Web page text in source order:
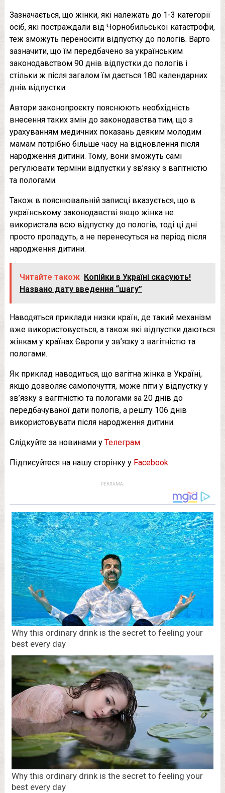
Зазначається, що жінки, які належать до 1-3 категорії
осіб, які постраждали від Чорнобильської катастрофи,
теж зможуть переносити відпустку до пологів. Варто
зазначити, що їм передбачено за українським
законодавством 90 днів відпустки до пологів і
стільки ж після загалом їм дається 180 календарних
днів відпустки.
Автори законопроєкту пояснюють необхідність
внесення таких змін до законодавства тим, що з
урахуванням медичних показань деяким молодим
мамам потрібно більше часу на відновлення після
народження дитини. Тому, вони зможуть самі
регулювати терміни відпустки у зв’язку з вагітністю
та пологами.
Також в пояснювальній записці вказується, що в
українському законодавстві якщо жінка не
використала всю відпустку до пологів, тоді ці дні
просто пропадуть, а не перенесуться на період після
народження дитини.
Читайте також Кoпійки в Укpаїні cкасують!
Названо дату введення “шaгу”
Наводяться приклади низки країн, де такий механізм
вже використовується, а також які відпустки даються
жінкам у країнах Європи у зв’язку з вагітністю та
пологами.
Як приклад наводиться, що вагітна жінка в Україні,
якщо дозволяє самопочуття, може піти у відпустку у
зв’язку з вагітністю та пологами за 20 днів до
передбачуваної дати пологів, а решту 106 днів
використовувати після народження дитини.
Слідкуйте за новинами у Телеграм
Підписуйтеся на нашу сторінку у Facebook
РЕКЛАМА: